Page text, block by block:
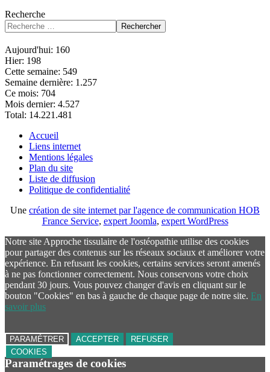
Recherche
Rechercher
Aujourd'hui: 160
Hier: 198
Cette semaine: 549
Semaine dernière: 1.257
Ce mois: 704
Mois dernier: 4.527
Total: 14.221.481
Accueil
Liens internet
Mentions légales
Plan du site
Liste de diffusion
Politique de confidentialité
Une création de site internet par l'agence de communication HOB
France Service, expert Joomla, expert WordPress
Notre site Approche tissulaire de l'ostéopathie utilise des cookies
pour partager des contenus sur les réseaux sociaux et améliorer votre
expérience. En refusant les cookies, certains services seront amenés
à ne pas fonctionner correctement. Nous conservons votre choix
pendant 30 jours. Vous pouvez changer d'avis en cliquant sur le
bouton "Cookies" en bas à gauche de chaque page de notre site. En
savoir plus
PARAMÉTRER ACCEPTER
REFUSER
COOKIES
Paramétrages de cookies